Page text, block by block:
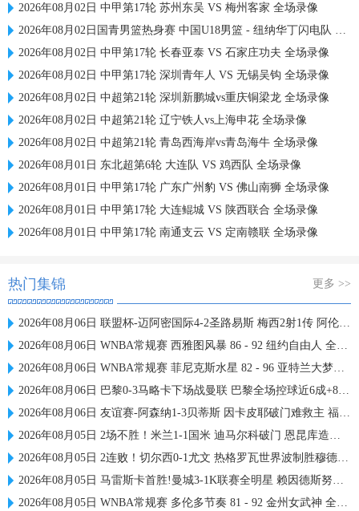
2026年08月02日 中甲第17轮 苏州东吴 VS 梅州客家 全场录像
2026年08月02日国青男篮热身赛 中国U18男篮 - 纽纳华丁闪电队 全场录像
2026年08月02日 中甲第17轮 长春亚泰 VS 石家庄功夫 全场录像
2026年08月02日 中甲第17轮 深圳青年人 VS 无锡吴钩 全场录像
2026年08月02日 中超第21轮 深圳新鹏城vs重庆铜梁龙 全场录像
2026年08月02日 中超第21轮 辽宁铁人vs上海申花 全场录像
2026年08月02日 中超第21轮 青岛西海岸vs青岛海牛 全场录像
2026年08月01日 东北超第6轮 大连队 VS 鸡西队 全场录像
2026年08月01日 中甲第17轮 广东广州豹 VS 佛山南狮 全场录像
2026年08月01日 中甲第17轮 大连鲲城 VS 陕西联合 全场录像
2026年08月01日 中甲第17轮 南通支云 VS 定南赣联 全场录像
热门集锦 更多 >>
2026年08月06日 联盟杯-迈阿密国际4-2圣路易斯 梅西2射1传 阿伦助攻戴帽
2026年08月06日 WNBA常规赛 西雅图风暴 86 - 92 纽约自由人 全场集锦
2026年08月06日 WNBA常规赛 菲尼克斯水星 82 - 96 亚特兰大梦想 全场集锦
2026年08月06日 巴黎0-3马略卡下场战曼联 巴黎全场控球近6成+8射3正未果
2026年08月06日 友谊赛-阿森纳1-3贝蒂斯 因卡皮耶破门难救主 福纳尔斯1射2传
2026年08月05日 2场不胜！米兰1-1国米 迪马尔科破门 恩昆库造点+点射拉莫斯登场
2026年08月05日 2连败！切尔西0-1尤文 热格罗瓦世界波制胜穆德里克时隔614天复出
2026年08月05日 马雷斯卡首胜!曼城3-1K联赛全明星 赖因德斯努里破门塞梅尼奥助攻
2026年08月05日 WNBA常规赛 多伦多节奏 81 - 92 金州女武神 全场集锦